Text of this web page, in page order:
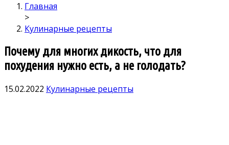
Главная
>
Кулинарные рецепты
Почему для многих дикость, что для
похудения нужно есть, а не голодать?
15.02.2022 Кулинарные рецепты